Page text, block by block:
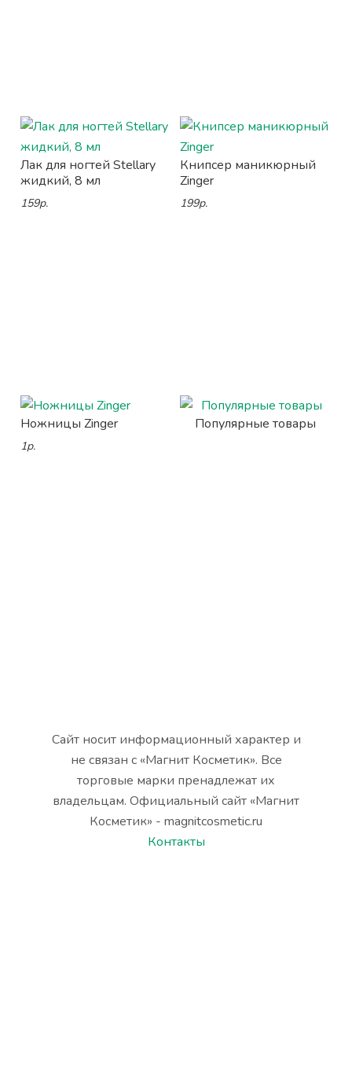
Лак для ногтей Stellary
жидкий, 8 мл
159р.
Книпсер маникюрный
Zinger
199р.
Ножницы Zinger
1р.
Популярные товары
Сайт носит информационный характер и
не связан с «Магнит Косметик». Все
торговые марки пренадлежат их
владельцам. Официальный сайт «Магнит
Косметик» - magnitcosmetic.ru
Контакты